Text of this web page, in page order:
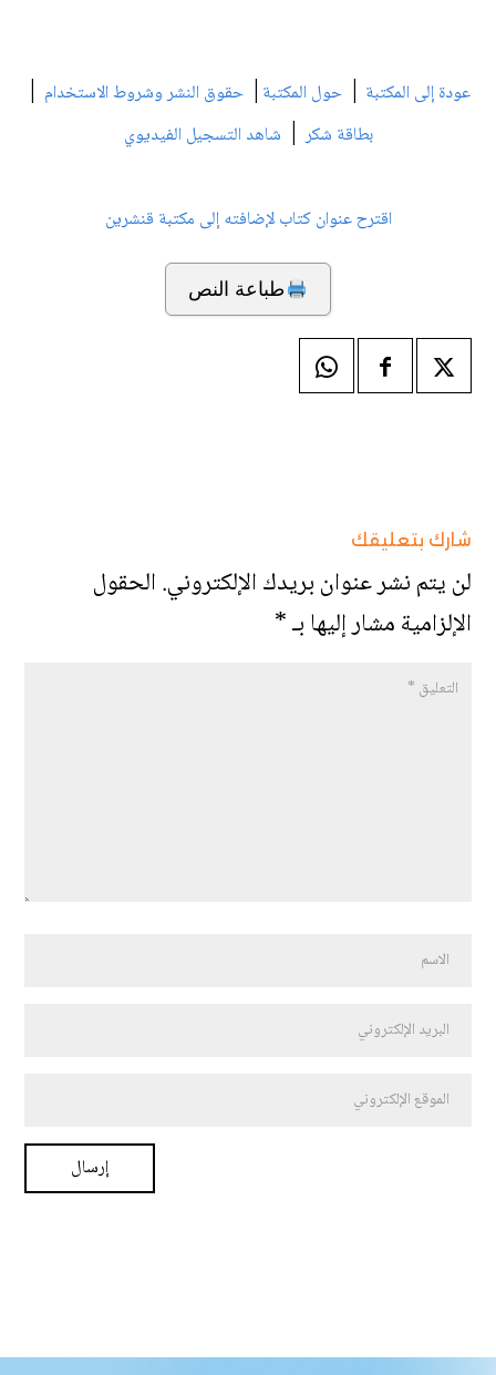
عودة إلى المكتبة | حول المكتبة | حقوق النشر وشروط الاستخدام |
بطاقة شكر| شاهد التسجيل الفيديوي
اقترح عنوان كتاب لإضافته إلى مكتبة قنشرين
طباعة النص
شارك بتعليقك
لن يتم نشر عنوان بريدك الإلكتروني.الحقول
الإلزامية مشار إليها بـ*